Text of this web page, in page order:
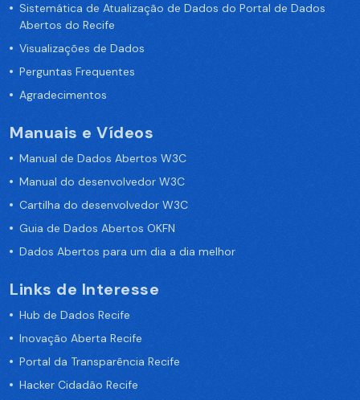
Sistemática de Atualização de Dados do Portal de Dados
Abertos do Recife
Visualizações de Dados
Perguntas Frequentes
Agradecimentos
Manuais e Vídeos
Manual de Dados Abertos W3C
Manual do desenvolvedor W3C
Cartilha do desenvolvedor W3C
Guia de Dados Abertos OKFN
Dados Abertos para um dia a dia melhor
Links de Interesse
Hub de Dados Recife
Inovação Aberta Recife
Portal da Transparência Recife
Hacker Cidadão Recife